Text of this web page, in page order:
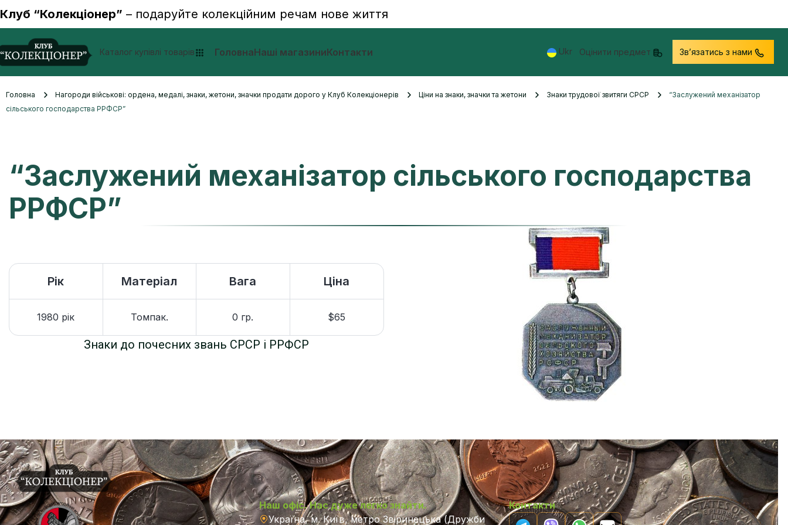
Клуб “Колекціонер” – подаруйте колекційним речам нове життя
Каталог купівлі товарів ГоловнаНаші магазиниКонтакти Ukr Оцінити предмет Звʼязатись з нами
Головна Нагороди військові: ордена, медалі, знаки, жетони, значки продати дорого у Клуб Колекціонерів Ціни на знаки, значки та жетони Знаки трудової звитяги СРСР
“Заслужений механізатор
сільського господарства РРФСР”
“Заслужений механізатор сільського господарства
РРФСР”
Рік Матеріал Вага Ціна
1980 рік Томпак. 0 гр. $65
Знаки до почесних звань СРСР і РРФСР
Наш офіс. Нас дуже легко знайти.
Україна, м. Київ, метро Звіринецька (Дружби
Контакти